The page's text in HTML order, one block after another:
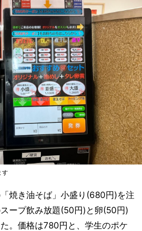
す
焼き油そば」小盛り(680円)を注
ープ飲み放題(50円)と卵(50円)
。価格は780円と、学生のポケ